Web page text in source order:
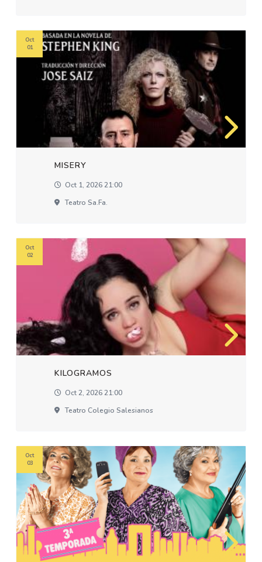
MISERY
Oct 1, 2026 21:00
Teatro Sa.fa.
Oct
01
KILOGRAMOS
Oct 2, 2026 21:00
Teatro Colegio Salesianos
Oct
02
Oct
03